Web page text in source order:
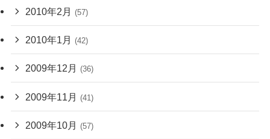
2010年2月 (57)
2010年1月 (42)
2009年12月 (36)
2009年11月 (41)
2009年10月 (57)